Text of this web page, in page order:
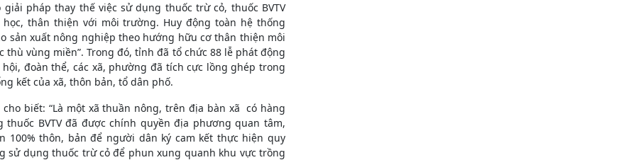
pháp thay thế việc sử dụng thuốc trừ cỏ, thuốc BVTV
thân thiện với môi trường. Huy động toàn hệ thống
sản xuất nông nghiệp theo hướng hữu cơ thân thiện môi
vùng miền”. Trong đó, tỉnh đã tổ chức 88 lễ phát động
đoàn thể, các xã, phường đã tích cực lồng ghép trong
kết của xã, thôn bản, tổ dân phố.
cho biết: “Là một xã thuần nông, trên địa bàn xã có hàng
BVTV đã được chính quyền địa phương quan tâm,
thôn, bản để người dân ký cam kết thực hiện quy
sử dụng thuốc trừ cỏ để phun xung quanh khu vực trồng